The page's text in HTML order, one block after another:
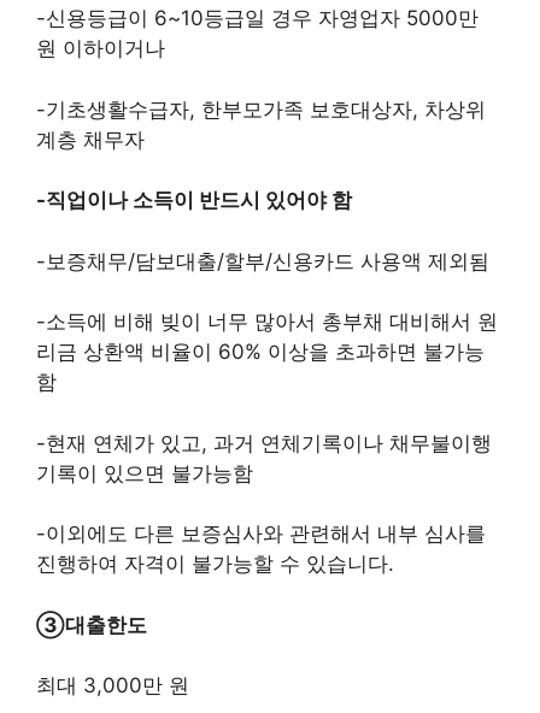
-신용등급이 6~10등급일 경우 자영업자 5000만
원 이하이거나
-기초생활수급자, 한부모가족 보호대상자, 차상위
계층 채무자
-직업이나 소득이 반드시 있어야 함
-보증채무/담보대출/할부/신용카드 사용액 제외됨
-소득에 비해 빚이 너무 많아서 총부채 대비해서 원
리금 상환액 비율이 60% 이상을 초과하면 불가능
함
-현재 연체가 있고, 과거 연체기록이나 채무불이행
기록이 있으면 불가능함
-이외에도 다른 보증심사와 관련해서 내부 심사를
진행하여 자격이 불가능할 수 있습니다.
③대출한도
최대 3,000만 원